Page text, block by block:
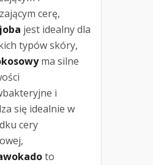
cerę,
jest idealny dla
typów skóry,
ma silne
i
się idealnie w
cery
to